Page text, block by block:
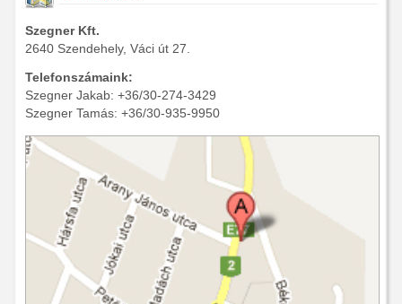
Szegner Kft.
2640 Szendehely, Váci út 27.
Telefonszámaink:
Szegner Jakab: +36/30-274-3429
Szegner Tamás: +36/30-935-9950